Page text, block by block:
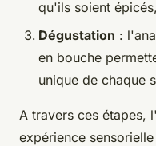
qu'ils soient
Dégustation :
en bouche
unique de chaque
A travers ces étapes,
expérience